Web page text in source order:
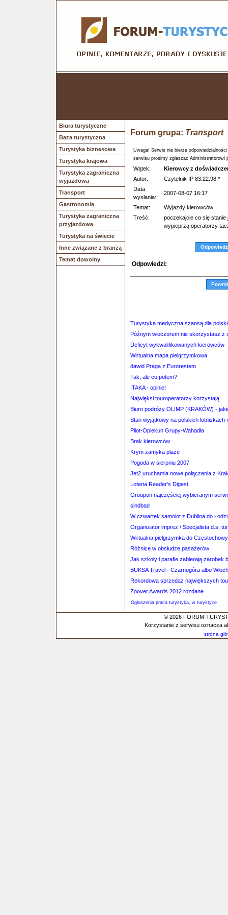
Biura turystyczne
Baza turystyczna
Turystyka biznesowa
Turystyka krajowa
Turystyka zagraniczna
wyjazdowa
Transport
Gastronomia
Turystyka zagraniczna
przyjazdowa
Turystyka na świecie
Inne związane z branżą
Temat dowolny
Forum grupa: Transport
Uwaga! Serwis nie bierze
serwisu prosimy zgłaszać Administratorowi
Wątek:
Kierowcy z
Autor:
Czytelnik IP 83.22.98.*
Data
wysłania:
2007-08-07 16:17
Temat:
Wyjazdy kierowców
Treść:
poczekajcie co się
wypieprzą operatorzy
Odpowiedz
Odpowiedzi:
Turystyka medyczna szansą dla
Późnym wieczorem nie skorzystasz z
Deficyt wykwalifikowanych kierowców
Wirtualna mapa pielgrzymkowa
dawid Praga z Eurorestem
Tak, ale co potem?
ITAKA - opinie!
Najwięksi touroperatorzy korzystają
Biuro podróży OLIMP (KRAKÓW) -
Stan wyjątkowy na polskich lotniskach
Pilot-Opiekun Grupy-Wahadła
Brak kierowców
Krym zamyka plaże
Pogoda w sierpniu 2007
Jet2 uruchamia nowe połączenia z
Loteria Reader's Digest,
Groupon najczęściej wybieranym
sindbad
W czwartek samolot z Dublina do
Organizator imprez / Specjalista d.s.
Wirtualna pielgrzymka do Częstochowy
Różnice w obsłudze pasażerów
Jak szkoły i parafie zabierają zarobek
BUKSA Travel - Czarnogóra albo
Rekordowa sprzedaż największych
Zoover Awards 2012 rozdane
Ogłoszenia praca turystyka, w turystyce
© 2026 FORUM-
Korzystanie z serwisu oznacza
strona